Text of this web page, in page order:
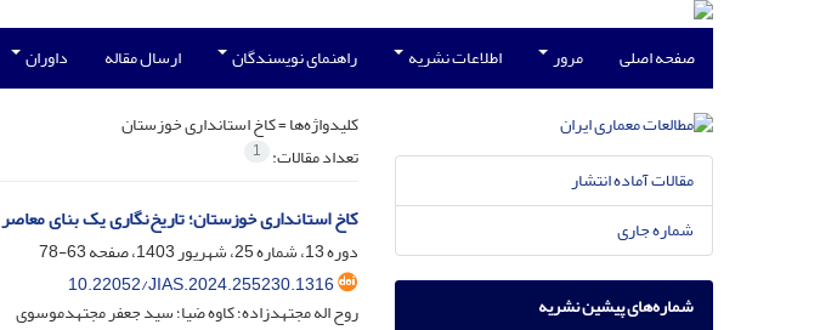
صفحه اصلی مرور اطلاعات نشریه راهنمای نویسندگان ارسال مقاله داوران
کلیدواژه‌ها =کاخ استانداری خوزستان
تعداد مقالات: 1
کاخ استانداری خوزستان؛ تاریخ‌نگاری یک بنای معاصر
دوره 13، شماره 25، شهریور 1403، صفحه
63-78
10.22052/JIAS.2024.255230.1316
روح اله مجتهدزاده؛ کاوه ضیا؛ سید جعفر مجتهدموسوی
مقالات آماده انتشار
شماره جاری
شماره‌های پیشین نشریه